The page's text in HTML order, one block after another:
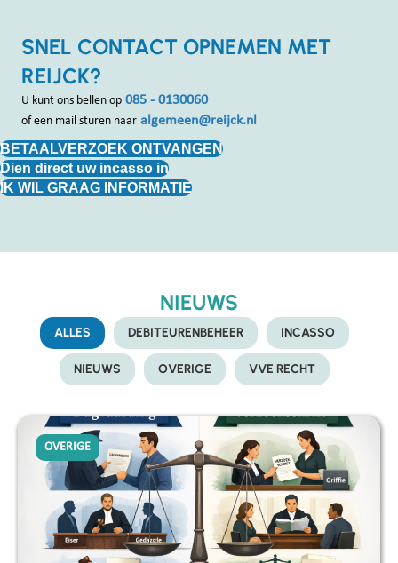
SNEL CONTACT OPNEMEN MET
REIJCK?
U kunt ons bellen op 085 - 0130060
of een mail sturen naar algemeen@reijck.nl
BETAALVERZOEK ONTVANGEN
Dien direct uw incasso in
IK WIL GRAAG INFORMATIE
NIEUWS
ALLES DEBITEURENBEHEER INCASSO
NIEUWS OVERIGE VVE RECHT
OVERIGE